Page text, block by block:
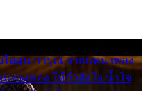
ออุ่น การุณ จากแฟน เพลง
ฟนเพลง ให้กำลังใจ น้ำใจ